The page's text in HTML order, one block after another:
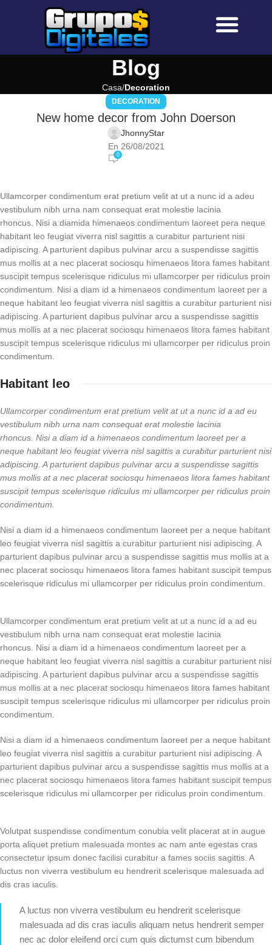
Blog
Casa Decoration
DECORATION
New home decor from John Doerson
JhonnyStar
En 26/08/2021
0
Ullamcorper condimentum erat pretium velit at ut a nunc id a adeu
vestibulum nibh urna nam consequat erat molestie lacinia
rhoncus. Nisi a diamida himenaeos condimentum laoreet pera neque
habitant leo feugiat viverra nisl sagittis a curabitur parturient nisi
adipiscing. A parturient dapibus pulvinar arcu a suspendisse sagittis
mus mollis at a nec placerat sociosqu himenaeos litora fames habitant
suscipit tempus scelerisque ridiculus mi ullamcorper per ridiculus proin
condimentum. Nisi a diam id a himenaeos condimentum laoreet per a
neque habitant leo feugiat viverra nisl sagittis a curabitur parturient nisi
adipiscing. A parturient dapibus pulvinar arcu a suspendisse sagittis
mus mollis at a nec placerat sociosqu himenaeos litora fames habitant
suscipit tempus scelerisque ridiculus mi ullamcorper per ridiculus proin
condimentum.
Habitant leo
Ullamcorper condimentum erat pretium velit at ut a nunc id a ad eu
vestibulum nibh urna nam consequat erat molestie lacinia
rhoncus. Nisi a diam id a himenaeos condimentum laoreet per a
neque habitant leo feugiat viverra nisl sagittis a curabitur parturient nisi
adipiscing. A parturient dapibus pulvinar arcu a suspendisse sagittis
mus mollis at a nec placerat sociosqu himenaeos litora fames habitant
suscipit tempus scelerisque ridiculus mi ullamcorper per ridiculus proin
condimentum.
Nisi a diam id a himenaeos condimentum laoreet per a neque habitant
leo feugiat viverra nisl sagittis a curabitur parturient nisi adipiscing. A
parturient dapibus pulvinar arcu a suspendisse sagittis mus mollis at a
nec placerat sociosqu himenaeos litora fames habitant suscipit tempus
scelerisque ridiculus mi ullamcorper per ridiculus proin condimentum.
Ullamcorper condimentum erat pretium velit at ut a nunc id a ad eu
vestibulum nibh urna nam consequat erat molestie lacinia
rhoncus. Nisi a diam id a himenaeos condimentum laoreet per a
neque habitant leo feugiat viverra nisl sagittis a curabitur parturient nisi
adipiscing. A parturient dapibus pulvinar arcu a suspendisse sagittis
mus mollis at a nec placerat sociosqu himenaeos litora fames habitant
suscipit tempus scelerisque ridiculus mi ullamcorper per ridiculus proin
condimentum.
Nisi a diam id a himenaeos condimentum laoreet per a neque habitant
leo feugiat viverra nisl sagittis a curabitur parturient nisi adipiscing. A
parturient dapibus pulvinar arcu a suspendisse sagittis mus mollis at a
nec placerat sociosqu himenaeos litora fames habitant suscipit tempus
scelerisque ridiculus mi ullamcorper per ridiculus proin condimentum.
Volutpat suspendisse condimentum conubia velit placerat at in augue
porta aliquet pretium malesuada montes ac nam ante egestas cras
consectetur ipsum donec facilisi curabitur a fames sociis sagittis. A
luctus non viverra vestibulum eu hendrerit scelerisque malesuada ad
dis cras iaculis.
A luctus non viverra vestibulum eu hendrerit scelerisque
malesuada ad dis cras iaculis aliquam netus hendrerit semper
nec ac dolor eleifend orci cum quis dictumst cum bibendum